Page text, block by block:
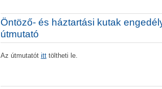
Öntöző- és háztartási kutak
útmutató
Az útmutatót itttöltheti le.